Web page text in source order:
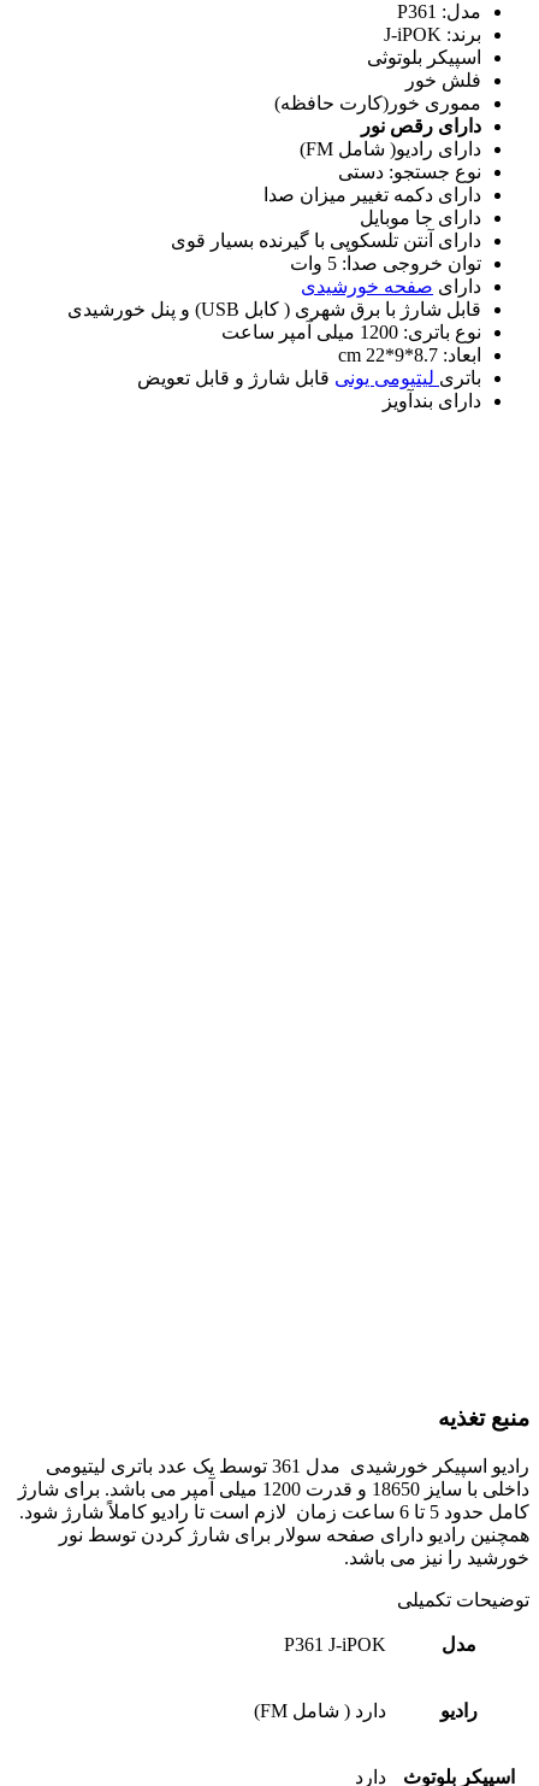
مدل: P361
برند: J-iPOK
اسپیکر بلوتوثی
فلش خور
مموری خور(کارت حافظه)
دارای رقص نور
دارای رادیو( شامل FM)
نوع جستجو: دستی
دارای دکمه تغییر میزان صدا
دارای جا موبایل
دارای آنتن تلسکوپی با گیرنده بسیار قوی
توان خروجی صدا: 5 وات
دارای صفحه خورشیدی
قابل شارژ با برق شهری ( کابل USB) و پنل خورشیدی
نوع باتری: 1200 میلی آمپر ساعت
ابعاد: 8.7*9*22 cm
باتری لیتیومی یونی قابل شارژ و قابل تعویض
دارای بندآویز
منبع تغذیه
رادیو اسپیکر خورشیدی مدل 361 توسط یک عدد باتری لیتیومی
داخلی با سایز 18650 و قدرت 1200 میلی آمپر می باشد. برای شارژ
کامل حدود 5 تا 6 ساعت زمان لازم است تا رادیو کاملاً شارژ شود.
همچنین رادیو دارای صفحه سولار برای شارژ کردن توسط نور
خورشید را نیز می باشد.
توضیحات تکمیلی
مدل P361 J-iPOK
رادیو دارد ( شامل FM)
اسپیکر بلوتوث دارد